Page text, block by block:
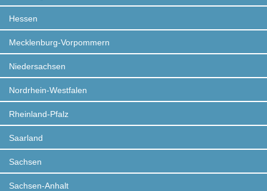
Hessen
Mecklenburg-Vorpommern
Niedersachsen
Nordrhein-Westfalen
Rheinland-Pfalz
Saarland
Sachsen
Sachsen-Anhalt